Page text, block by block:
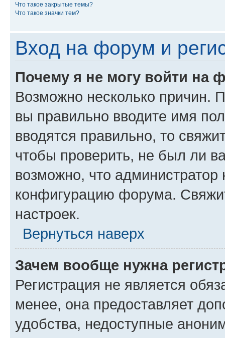
Что такое закрытые темы?
Что такое значки тем?
Вход на форум и
Почему я не могу войти на
Возможно несколько причин.
вы правильно вводите имя
вводятся правильно, то
чтобы проверить, не был ли
возможно, что администратор
конфигурацию форума.
настроек.
Вернуться наверх
Зачем вообще нужна
Регистрация не является
менее, она предоставляет
удобства, недоступные